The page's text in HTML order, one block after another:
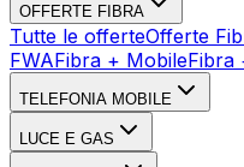
OFFERTE FIBRA
Tutte le offerteOfferte
FWAFibra + MobileFibra
TELEFONIA MOBILE
LUCE E GAS